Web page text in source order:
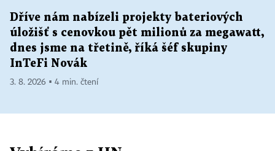
Dříve nám nabízeli projekty bateriových
úložišť s cenovkou pět milionů za megawatt,
dnes jsme na třetině, říká šéf skupiny
InTeFi Novák
3. 8. 2026 ▪ 4 min. čtení